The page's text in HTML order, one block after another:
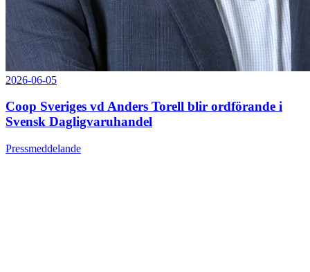
2026-06-05
Coop Sveriges vd Anders Torell blir ordförande i
Svensk Dagligvaruhandel
Pressmeddelande